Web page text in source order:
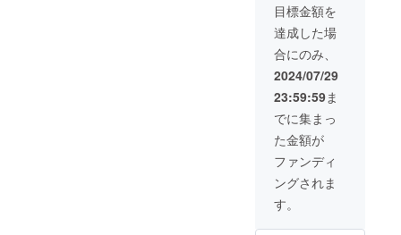
肩幅69
ｃｍ身
幅71ｃ
ｍ袖丈
52ｃｍ
着丈70
ｃｍ
重量約
1.1kg
縫製
国：韓
国
目標金額を
達成した場
合にのみ、
2024/07/29
23:59:59ま
でに集まっ
た金額が
ファンディ
ングされま
す。